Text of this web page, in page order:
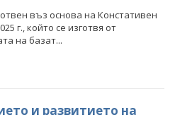
ЗА СПРАВЕДЛИВ ПРЕХОД
въз основа на Констативен
г., който се изготвя от
на базат...
и развитието на